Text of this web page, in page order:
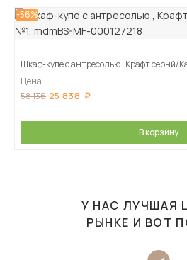
-56%
Шкаф-купе с антресолью , Крафт серый/
Цена
58 136 25 838
В корзину
У НАС ЛУЧШАЯ
РЫНКЕ И ВОТ